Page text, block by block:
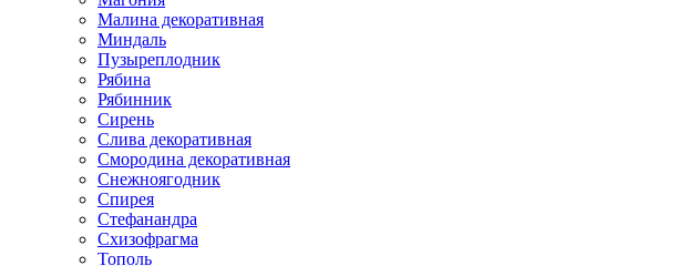
Малина декоративная
Миндаль
Пузыреплодник
Рябина
Рябинник
Сирень
Слива декоративная
Смородина декоративная
Снежноягодник
Спирея
Стефанандра
Схизофрагма
Тополь